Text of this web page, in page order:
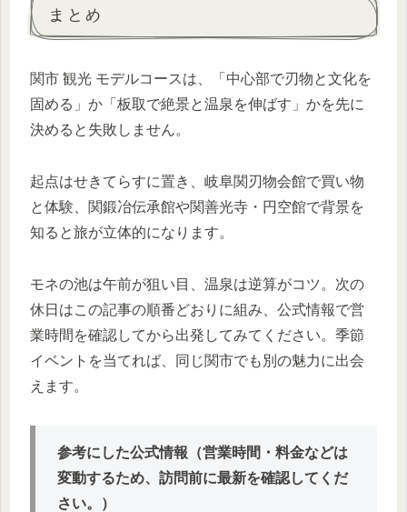
まとめ
関市 観光 モデルコースは、「中心部で刃物と文化を
固める」か「板取で絶景と温泉を伸ばす」かを先に
決めると失敗しません。
起点はせきてらすに置き、岐阜関刃物会館で買い物
と体験、関鍛冶伝承館や関善光寺・円空館で背景を
知ると旅が立体的になります。
モネの池は午前が狙い目、温泉は逆算がコツ。次の
休日はこの記事の順番どおりに組み、公式情報で営
業時間を確認してから出発してみてください。季節
イベントを当てれば、同じ関市でも別の魅力に出会
えます。
参考にした公式情報（営業時間・料金などは
変動するため、訪問前に最新を確認してくだ
さい。）